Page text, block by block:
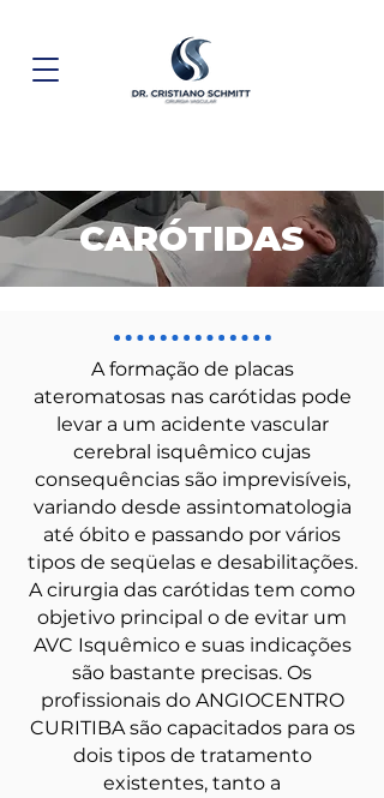
CARÓTIDAS
A formação de placas
ateromatosas nas carótidas pode
levar a um acidente vascular
cerebral isquêmico cujas
consequências são imprevisíveis,
variando desde assintomatologia
até óbito e passando por vários
tipos de seqüelas e desabilitações.
A cirurgia das carótidas tem como
objetivo principal o de evitar um
AVC Isquêmico e suas indicações
são bastante precisas. Os
profissionais do ANGIOCENTRO
CURITIBA são capacitados para os
dois tipos de tratamento
existentes, tanto a